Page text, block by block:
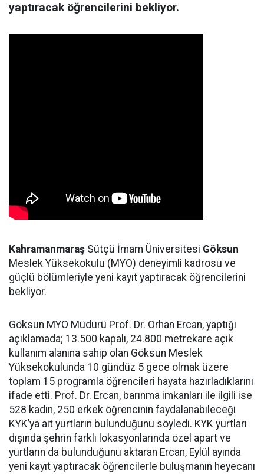
yaptıracak öğrencilerini bekliyor.
Kahramanmaraş Sütçü İmam Üniversitesi Göksun
Meslek Yüksekokulu (MYO) deneyimli kadrosu ve
güçlü bölümleriyle yeni kayıt yaptıracak öğrencilerini
bekliyor.
Göksun MYO Müdürü Prof. Dr. Orhan Ercan, yaptığı
açıklamada; 13.500 kapalı, 24.800 metrekare açık
kullanım alanına sahip olan Göksun Meslek
Yüksekokulunda 10 gündüz 5 gece olmak üzere
toplam 15 programla öğrencileri hayata hazırladıklarını
ifade etti. Prof. Dr. Ercan, barınma imkanları ile ilgili ise
528 kadın, 250 erkek öğrencinin faydalanabileceği
KYK’ya ait yurtların bulunduğunu söyledi. KYK yurtları
dışında şehrin farklı lokasyonlarında özel apart ve
yurtların da bulunduğunu aktaran Ercan, Eylül ayında
yeni kayıt yaptıracak öğrencilerle buluşmanın heyecanı